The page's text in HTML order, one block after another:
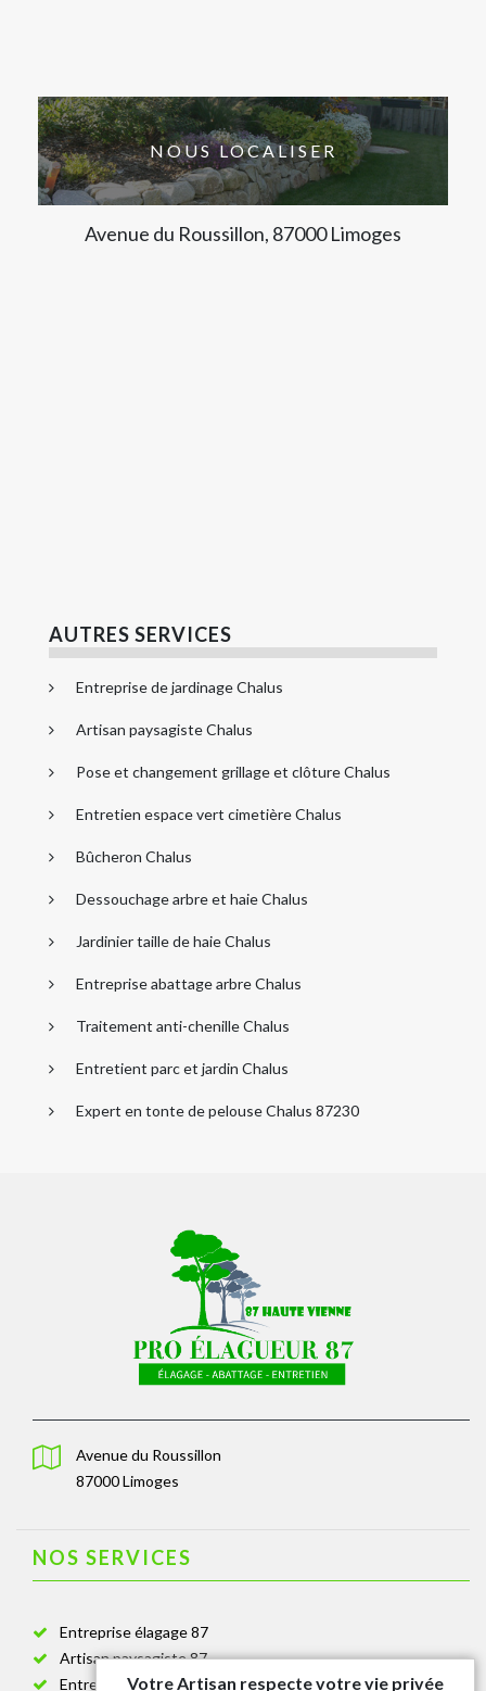
NOUS LOCALISER
Avenue du Roussillon, 87000 Limoges
AUTRES SERVICES
Entreprise de jardinage Chalus
Artisan paysagiste Chalus
Pose et changement grillage et clôture Chalus
Entretien espace vert cimetière Chalus
Bûcheron Chalus
Dessouchage arbre et haie Chalus
Jardinier taille de haie Chalus
Entreprise abattage arbre Chalus
Traitement anti-chenille Chalus
Entretient parc et jardin Chalus
Expert en tonte de pelouse Chalus 87230
Avenue du Roussillon
87000 Limoges
NOS SERVICES
Entreprise élagage 87
Artisan paysagiste 87
Entreprise de jardinage 87
Votre Artisan respecte votre vie privée